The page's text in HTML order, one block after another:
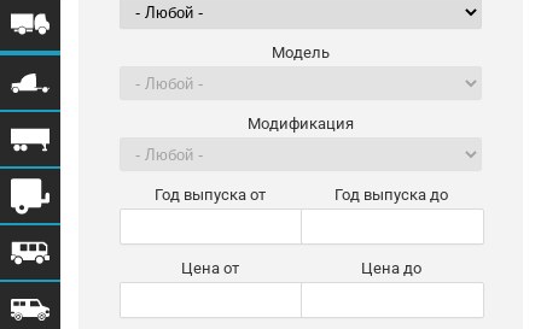
Модель
Модификация
Год выпуска от Год выпуска до
Цена от Цена до